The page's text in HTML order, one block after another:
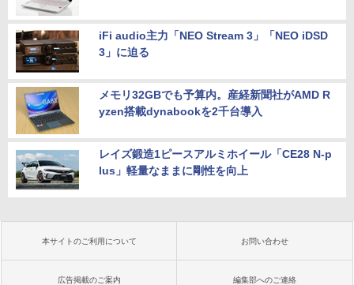
iFi audio主力「NEO Stream 3」「NEO iDSD
3」に迫る
メモリ32GBでも予算内。産経新聞社がAMD R
yzen搭載dynabookを2千台導入
レイズ鍛造1ピースアルミホイール「CE28 N-p
lus」軽量なままに剛性を向上
本サイトのご利用について お問い合わせ
広告掲載のご案内 編集部へのご連絡